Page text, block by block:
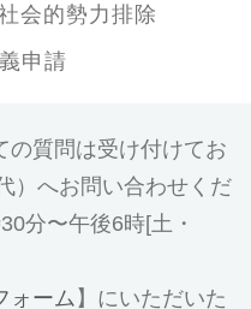
会的勢力排除
申請
の質問は受け付けてお
）へお問い合わせくだ
分〜午後6時[土・
ォーム 】にいただいた